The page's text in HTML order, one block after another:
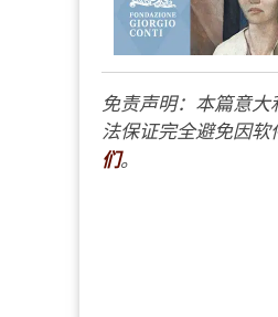
免责声明：本篇意
法保证完全避免因软
们。